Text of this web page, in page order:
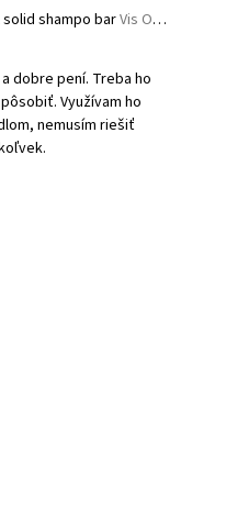
solid shampo barVis Olivae Solid shampoo
of 5 stars.
dobre pení. Treba ho
Využívam ho
nemusím riešiť